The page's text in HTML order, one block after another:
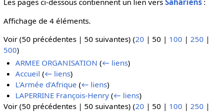
Les pages ci-dessous contiennent un lien vers Sahariens :
Affichage de 4 éléments.
Voir (50 précédentes| 50 suivantes) (20 | 50 | 100 | 250 |
500)
ARMEE ORGANISATION (← liens)
Accueil (← liens)
L'Armée d'Afrique (← liens)
LAPERRINE François-Henry (← liens)
Voir (50 précédentes| 50 suivantes) (20 | 50 | 100 | 250 |